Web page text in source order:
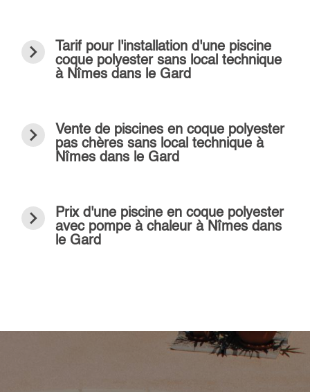
navigate_next
Tarif pour l'installation d'une piscine
coque polyester sans local technique
à Nîmes dans le Gard
navigate_next
Vente de piscines en coque polyester
pas chères sans local technique à
Nîmes dans le Gard
navigate_next
Prix d'une piscine en coque polyester
avec pompe à chaleur à Nîmes dans
le Gard